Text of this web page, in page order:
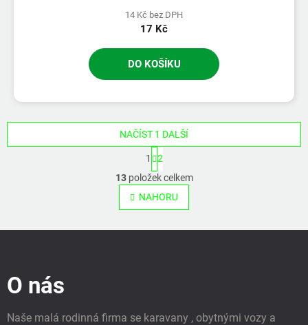
14 Kč bez DPH
17 Kč
DO KOŠÍKU
O
v
l
á
k
NAČÍST 1 DALŠÍ
S
t
r
á
n
k
v
1
2
13položek celkem
NAHORU
O nás
Naše malá rodinná firma se karavany , obytnými vozy a